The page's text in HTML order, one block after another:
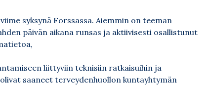
syksynä Forssassa. Aiemmin on teeman
päivän aikana runsas ja aktiivisesti osallistunut
liittyviin teknisiin ratkaisuihin ja
saaneet terveydenhuollon kuntayhtymän